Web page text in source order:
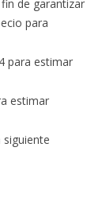
de garantizar
para
para estimar
estimar